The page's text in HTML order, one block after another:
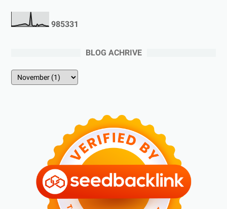
985331
BLOG ACHRIVE